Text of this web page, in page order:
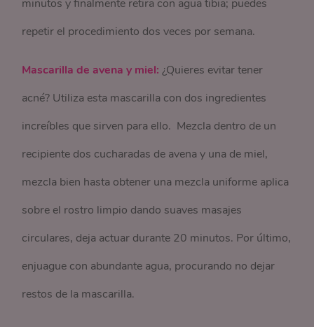
minutos y finalmente retira con agua tibia; puedes
repetir el procedimiento dos veces por semana.
Mascarilla de avena y miel:¿Quieres evitar tener
acné? Utiliza esta mascarilla con dos ingredientes
increíbles que sirven para ello. Mezcla dentro de un
recipiente dos cucharadas de avena y una de miel,
mezcla bien hasta obtener una mezcla uniforme aplica
sobre el rostro limpio dando suaves masajes
circulares, deja actuar durante 20 minutos. Por último,
enjuague con abundante agua, procurando no dejar
restos de la mascarilla.